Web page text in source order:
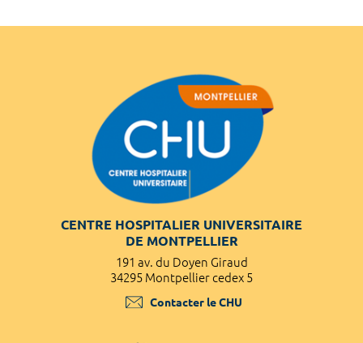
CENTRE HOSPITALIER UNIVERSITAIRE
DE MONTPELLIER
191 av. du Doyen Giraud
34295 Montpellier cedex 5
Contacter le CHU